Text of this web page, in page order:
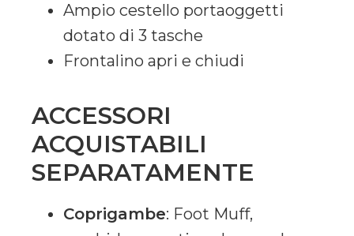
Ampio cestello portaoggetti
dotato di 3 tasche
Frontalino apri e chiudi
ACCESSORI
ACQUISTABILI
SEPARATAMENTE
Coprigambe: Foot Muff,